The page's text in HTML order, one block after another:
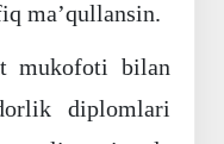
ma’qullansin.
mukofoti bilan
diplomlari